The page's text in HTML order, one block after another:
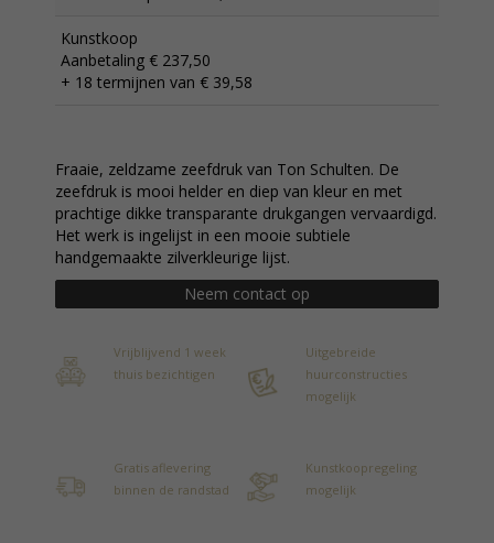
Kunstkoop
Aanbetaling € 237,50
+ 18 termijnen van € 39,58
Fraaie, zeldzame zeefdruk van Ton Schulten. De
zeefdruk is mooi helder en diep van kleur en met
prachtige dikke transparante drukgangen vervaardigd.
Het werk is ingelijst in een mooie subtiele
handgemaakte zilverkleurige lijst.
Neem contact op
Vrijblijvend 1 week
thuis bezichtigen
Uitgebreide
huurconstructies
mogelijk
Gratis aflevering
binnen de randstad
Kunstkoopregeling
mogelijk